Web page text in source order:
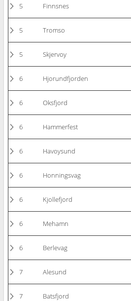
5 Finnsnes
5 Tromso
5 Skjervoy
6 Hjorundfjorden
6 Oksfjord
6 Hammerfest
6 Havoysund
6 Honningsvag
6 Kjollefjord
6 Mehamn
6 Berlevag
7 Alesund
7 Batsfjord